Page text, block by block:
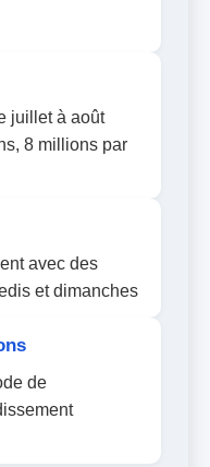
juillet à août
8 millions par
avec des
et dimanches
de